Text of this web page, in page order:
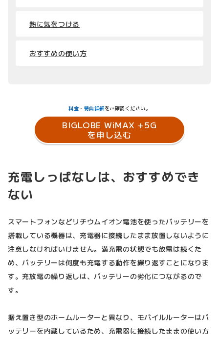
熱に気をつける
おすすめの使い方
料金 ・ 特典詳細をご確認ください。
BIGLOBE WiMAX +5G
を申し込む
充電しっぱなしは、おすすめでき
ない
スマートフォンなどリチウムイオン電池を使ったバッテリーを
搭載している機器は、充電器に接続したまま放置しないように
注意しなければいけません。満充電の状態でも放電は続くた
め、バッテリーは何度も充電する動作を繰り返すことになりま
す。充放電の繰り返しは、バッテリーの劣化につながるので
す。
据え置き型のホームルーターと異なり、モバイルルーターはバ
ッテリーを内蔵しているため、充電器に接続したままの使い方